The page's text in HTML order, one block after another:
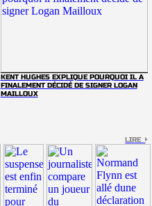
KENT HUGHES EXPLIQUE POURQUOI IL A
FINALEMENT DÉCIDÉ DE SIGNER LOGAN
MAILLOUX
LIRE